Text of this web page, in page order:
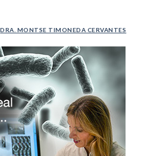
DRA. MONTSE TIMONEDA CERVANTES